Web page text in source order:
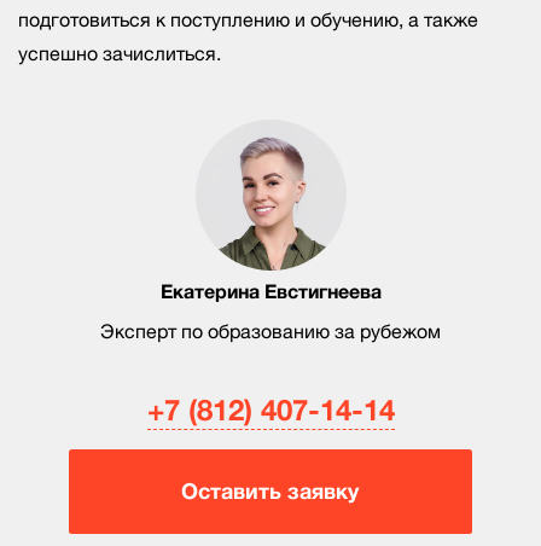
Екатерина Евстигнеева
Эксперт по образованию за рубежом
подготовиться к поступлению и обучению, а также
успешно зачислиться.
+7 (812) 407-14-14
Оставить заявку